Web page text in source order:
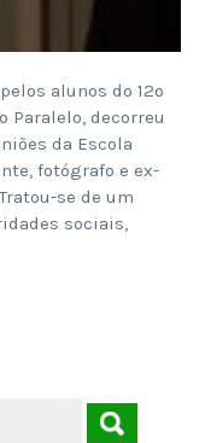
alunos do 12º
Paralelo, decorreu
da Escola
fotógrafo e ex-
se de um
sociais,